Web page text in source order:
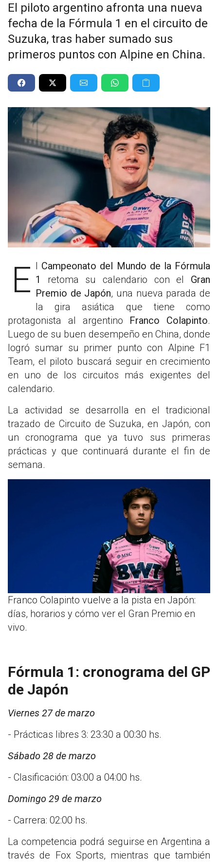
El piloto argentino afronta una nueva
fecha de la Fórmula 1 en el circuito de
Suzuka, tras haber sumado sus
primeros puntos con Alpine en China.
El Campeonato del Mundo de la Fórmula
1 retoma su calendario con el Gran
Premio de Japón, una nueva parada de
la gira asiática que tiene como
protagonista al argentino Franco Colapinto.
Luego de su buen desempeño en China, donde
logró sumar su primer punto con Alpine F1
Team, el piloto buscará seguir en crecimiento
en uno de los circuitos más exigentes del
calendario.
La actividad se desarrolla en el tradicional
trazado de Circuito de Suzuka, en Japón, con
un cronograma que ya tuvo sus primeras
prácticas y que continuará durante el fin de
semana.
Franco Colapinto vuelve a la pista en Japón:
días, horarios y cómo ver el Gran Premio en
vivo.
Fórmula 1: cronograma del GP
de Japón
Viernes 27 de marzo
- Prácticas libres 3: 23:30 a 00:30 hs.
Sábado 28 de marzo
- Clasificación: 03:00 a 04:00 hs.
Domingo 29 de marzo
- Carrera: 02:00 hs.
La competencia podrá seguirse en Argentina a
través de Fox Sports, mientras que también